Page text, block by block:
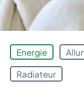
Energie
Radiateur